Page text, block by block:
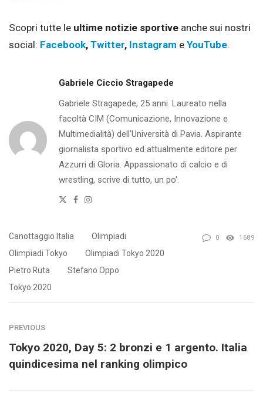
Scopri tutte le ultime notizie sportive anche sui nostri
social: Facebook, Twitter, Instagram e YouTube.
Gabriele Ciccio Stragapede
Gabriele Stragapede, 25 anni. Laureato nella
facoltà CIM (Comunicazione, Innovazione e
Multimedialità) dell'Università di Pavia. Aspirante
giornalista sportivo ed attualmente editore per
Azzurri di Gloria. Appassionato di calcio e di
wrestling, scrive di tutto, un po'.
Twitter
Facebook
Instagram
Canottaggio Italia
Olimpiadi
Olimpiadi Tokyo
Olimpiadi Tokyo 2020
Pietro Ruta
Stefano Oppo
Tokyo 2020
0 1689
PREVIOUS
Tokyo 2020, Day 5: 2 bronzi e 1 argento. Italia
quindicesima nel ranking olimpico